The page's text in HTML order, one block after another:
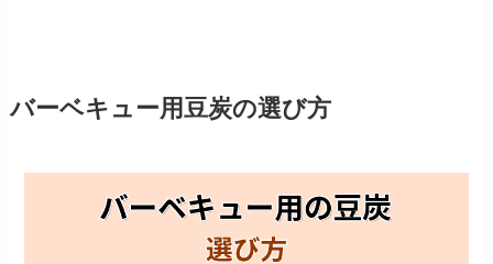
バーベキュー用豆炭の選び方